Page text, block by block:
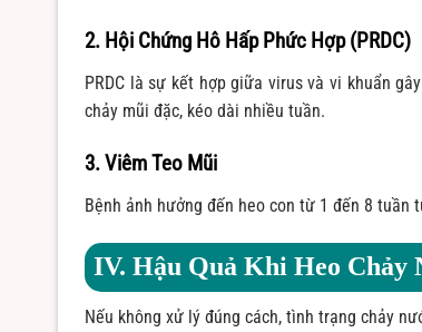
2. Hội Chứng Hô Hấp Phức Hợp (PRDC)
PRDC là sự kết hợp giữa virus và vi khuẩn
chảy mũi đặc, kéo dài nhiều tuần.
3. Viêm Teo Mũi
Bệnh ảnh hưởng đến heo con từ 1 đến 8
IV. Hậu Quả Khi Heo Chảy
Nếu không xử lý đúng cách, tình trạng chảy